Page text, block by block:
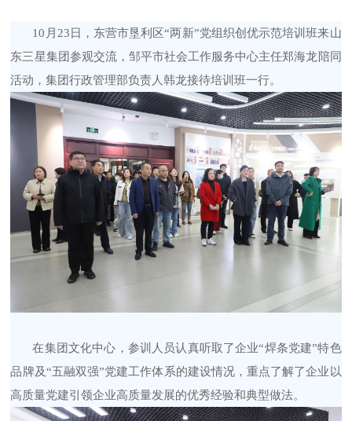
10月23日，东营市垦利区“两新”党组织创优示范培训班来山
东三星集团参观交流，邹平市社会工作服务中心主任郑海龙陪同
活动，集团行政管理部负责人韩龙接待培训班一行。
在集团文化中心，参训人员认真听取了企业“焊条党建”特色
品牌及“五融双强”党建工作体系的建设情况，重点了解了企业以
高质量党建引领企业高质量发展的优秀经验和典型做法。